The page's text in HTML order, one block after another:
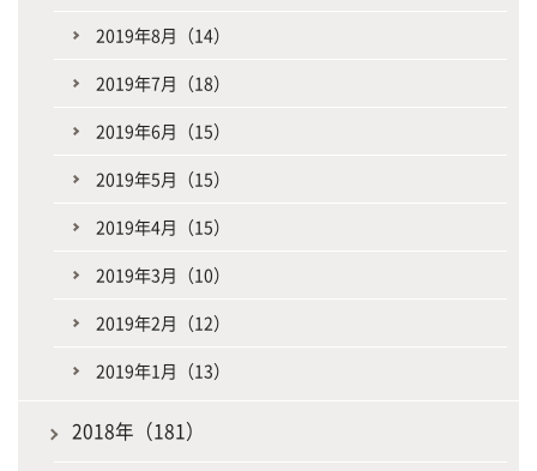
2019年8月（14）
2019年7月（18）
2019年6月（15）
2019年5月（15）
2019年4月（15）
2019年3月（10）
2019年2月（12）
2019年1月（13）
2018年（181）